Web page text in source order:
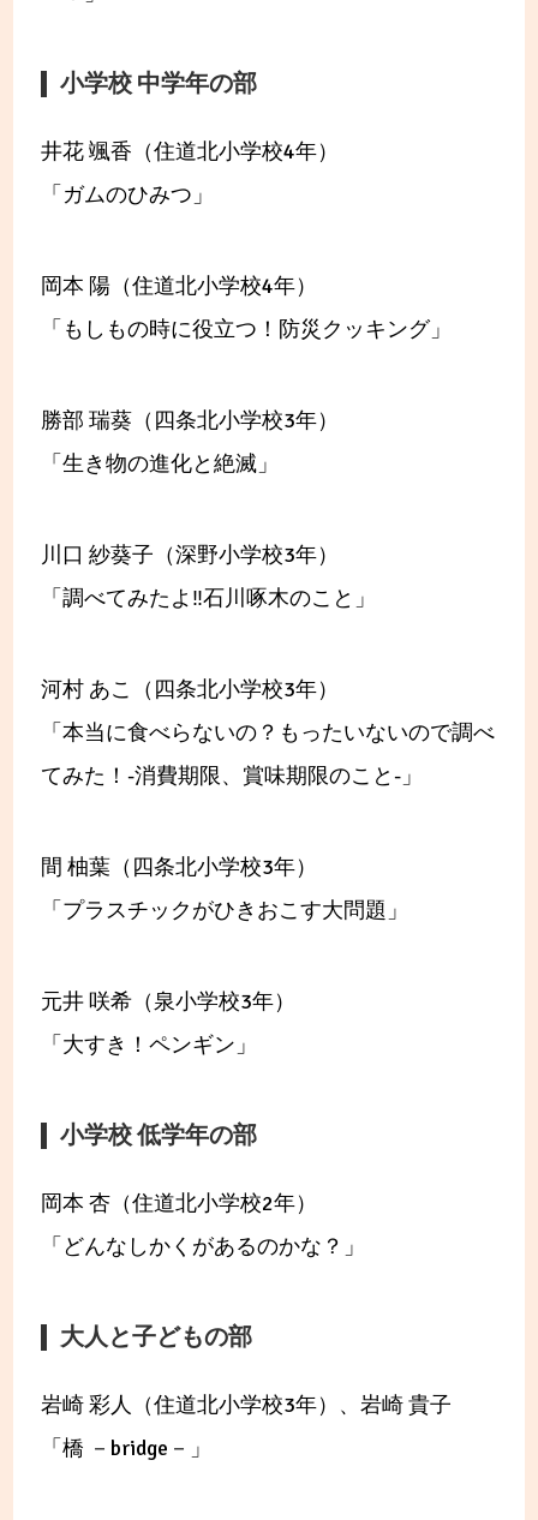
小学校 中学年の部
井花 颯香（住道北小学校4年）
「ガムのひみつ」
岡本 陽（住道北小学校4年）
「もしもの時に役立つ！防災クッキング」
勝部 瑞葵（四条北小学校3年）
「生き物の進化と絶滅」
川口 紗葵子（深野小学校3年）
「調べてみたよ‼石川啄木のこと」
河村 あこ（四条北小学校3年）
「本当に食べらないの？もったいないので調べ
てみた！-消費期限、賞味期限のこと-」
間 柚葉（四条北小学校3年）
「プラスチックがひきおこす大問題」
元井 咲希（泉小学校3年）
「大すき！ペンギン」
小学校 低学年の部
岡本 杏（住道北小学校2年）
「どんなしかくがあるのかな？」
大人と子どもの部
岩崎 彩人（住道北小学校3年）、岩崎 貴子
「橋 －bridge－」